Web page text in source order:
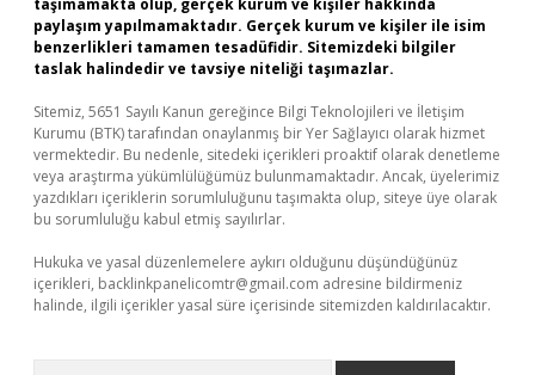
taşımamakta olup, gerçek kurum ve kişiler hakkında
paylaşım yapılmamaktadır. Gerçek kurum ve kişiler ile isim
benzerlikleri tamamen tesadüfidir. Sitemizdeki bilgiler
taslak halindedir ve tavsiye niteliği taşımazlar.
Sitemiz, 5651 Sayılı Kanun gereğince Bilgi Teknolojileri ve İletişim
Kurumu (BTK) tarafından onaylanmış bir Yer Sağlayıcı olarak hizmet
vermektedir. Bu nedenle, sitedeki içerikleri proaktif olarak denetleme
veya araştırma yükümlülüğümüz bulunmamaktadır. Ancak, üyelerimiz
yazdıkları içeriklerin sorumluluğunu taşımakta olup, siteye üye olarak
bu sorumluluğu kabul etmiş sayılırlar.
Hukuka ve yasal düzenlemelere aykırı olduğunu düşündüğünüz
içerikleri, backlinkpanelicomtr@gmail.com adresine bildirmeniz
halinde, ilgili içerikler yasal süre içerisinde sitemizden kaldırılacaktır.